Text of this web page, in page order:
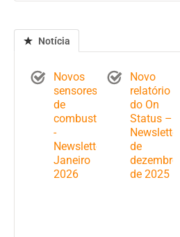
Notícia
Novos
sensores
de
combustível
-
Newsletter
Janeiro
2026
Novo
relatório
do On
Status –
Newsletter
de
dezembro
de 2025